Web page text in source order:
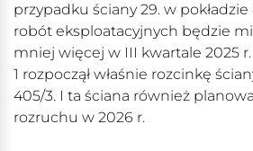
przypadku ściany 29. w pokładzie
robót eksploatacyjnych będzie
mniej więcej w III kwartale 2025 r.
1 rozpoczął właśnie rozcinkę
405/3. I ta ściana również
rozruchu w 2026 r.